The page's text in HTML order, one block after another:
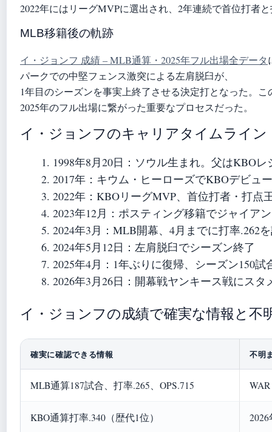
2022年にはリーグMVPに選出され、2年連続で首位打者
MLB移籍後の軌跡
イ・ジョンフ 成績 – MLB通算・2025年フル出場全データ
パークでの中堅フェンス激突による左肩脱臼が、
1年目のシーズンを事実上終了させる決定打となった。
2025年のフル出場に繋がった重要なプロセスだった。
イ・ジョンフのキャリアタイムライン
1998年8月20日 ：ソウル生まれ。父はKBO
2017年 ：キウム・ヒーローズでKBOデビュー
2022年 ：KBOリーグMVP、首位打者・打点
2023年12月 ：ポスティング移籍でジャイア
2024年3月 ：MLB開幕、4月までに打率.262
2024年5月12日 ：左肩脱臼でシーズン終了
2025年4月 ：1年ぶりに復帰、シーズン150試
2026年3月26日 ：開幕戦ヤンキース戦にス
イ・ジョンフの成績で確実な情報と不
確実に確認できる情報 不明
MLB通算187試合、打率.265、OPS.715
KBO通算打率.340（歴代1位）